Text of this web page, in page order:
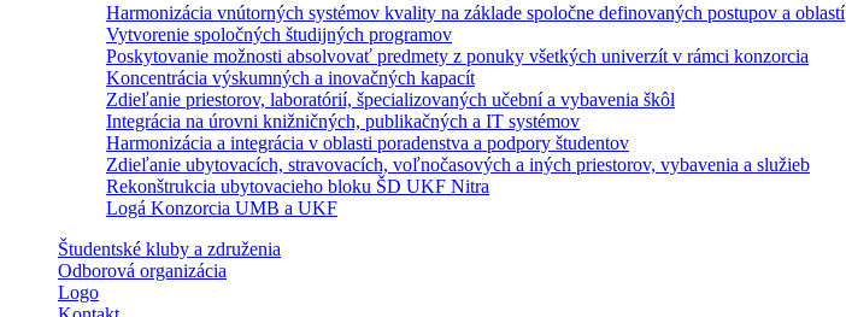
Harmonizácia vnútorných systémov kvality na základe spoločne definovaných postupov a oblastí
Vytvorenie spoločných študijných programov
Poskytovanie možnosti absolvovať predmety z ponuky všetkých univerzít v rámci konzorcia
Koncentrácia výskumných a inovačných kapacít
Zdieľanie priestorov, laboratórií, špecializovaných učební a vybavenia škôl
Integrácia na úrovni knižničných, publikačných a IT systémov
Harmonizácia a integrácia v oblasti poradenstva a podpory študentov
Zdieľanie ubytovacích, stravovacích, voľnočasových a iných priestorov, vybavenia a služieb
Rekonštrukcia ubytovacieho bloku ŠD UKF Nitra
Logá Konzorcia UMB a UKF
Študentské kluby a združenia
Odborová organizácia
Logo